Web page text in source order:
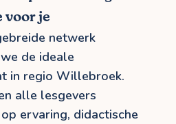
voor je
netwerk
de ideale
in regio Willebroek.
alle lesgevers
ervaring, didactische